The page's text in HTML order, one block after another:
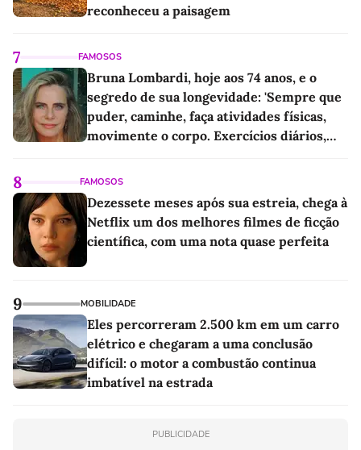
reconheceu a paisagem
7 FAMOSOS
Bruna Lombardi, hoje aos 74 anos, e o
segredo de sua longevidade: 'Sempre que
puder, caminhe, faça atividades físicas,
movimente o corpo. Exercícios diários,
8 FAMOSOS
Dezessete meses após sua estreia, chega à
Netflix um dos melhores filmes de ficção
científica, com uma nota quase perfeita
9 MOBILIDADE
Eles percorreram 2.500 km em um carro
elétrico e chegaram a uma conclusão
difícil: o motor a combustão continua
imbatível na estrada
PUBLICIDADE